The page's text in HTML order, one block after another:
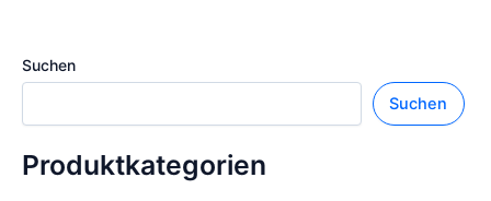
Suchen
Suchen
Produktkategorien